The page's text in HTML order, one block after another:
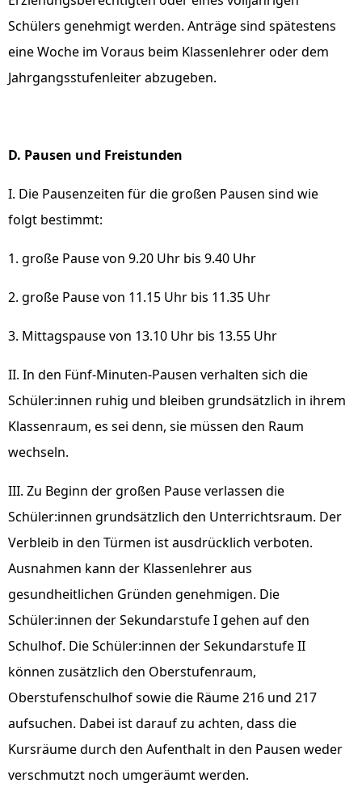
Schülers genehmigt werden. Anträge sind spätestens
eine Woche im Voraus beim Klassenlehrer oder dem
Jahrgangsstufenleiter abzugeben.
D. Pausen und Freistunden
I. Die Pausenzeiten für die großen Pausen sind wie
folgt bestimmt:
1. große Pause von 9.20 Uhr bis 9.40 Uhr
2. große Pause von 11.15 Uhr bis 11.35 Uhr
3. Mittagspause von 13.10 Uhr bis 13.55 Uhr
II. In den Fünf-Minuten-Pausen verhalten sich die
Schüler:innen ruhig und bleiben grundsätzlich in ihrem
Klassenraum, es sei denn, sie müssen den Raum
wechseln.
III. Zu Beginn der großen Pause verlassen die
Schüler:innen grundsätzlich den Unterrichtsraum. Der
Verbleib in den Türmen ist ausdrücklich verboten.
Ausnahmen kann der Klassenlehrer aus
gesundheitlichen Gründen genehmigen. Die
Schüler:innen der Sekundarstufe I gehen auf den
Schulhof. Die Schüler:innen der Sekundarstufe II
können zusätzlich den Oberstufenraum,
Oberstufenschulhof sowie die Räume 216 und 217
aufsuchen. Dabei ist darauf zu achten, dass die
Kursräume durch den Aufenthalt in den Pausen weder
verschmutzt noch umgeräumt werden.